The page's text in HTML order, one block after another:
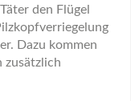
den Flügel
Dazu kommen
zusätzlich